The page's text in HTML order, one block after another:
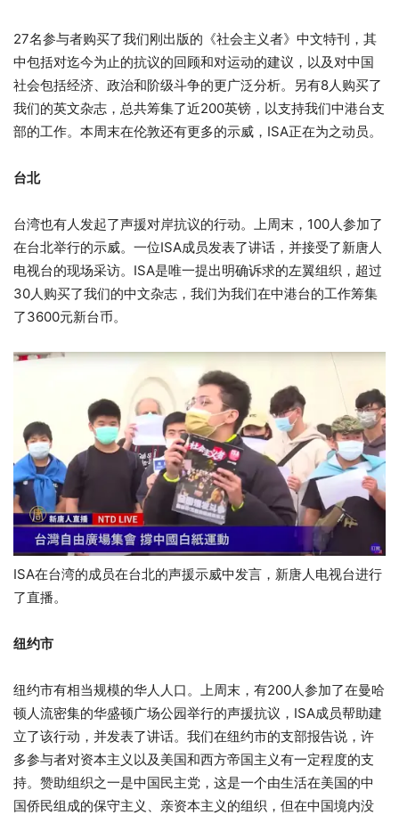
27名参与者购买了我们刚出版的《社会主义者》中文特刊，其
中包括对迄今为止的抗议的回顾和对运动的建议，以及对中国
社会包括经济、政治和阶级斗争的更广泛分析。另有8人购买了
我们的英文杂志，总共筹集了近200英镑，以支持我们中港台支
部的工作。本周末在伦敦还有更多的示威，ISA正在为之动员。
台北
台湾也有人发起了声援对岸抗议的行动。上周末，100人参加了
在台北举行的示威。一位ISA成员发表了讲话，并接受了新唐人
电视台的现场采访。ISA是唯一提出明确诉求的左翼组织，超过
30人购买了我们的中文杂志，我们为我们在中港台的工作筹集
了3600元新台币。
ISA在台湾的成员在台北的声援示威中发言，新唐人电视台进行
了直播。
纽约市
纽约市有相当规模的华人人口。上周末，有200人参加了在曼哈
顿人流密集的华盛顿广场公园举行的声援抗议，ISA成员帮助建
立了该行动，并发表了讲话。我们在纽约市的支部报告说，许
多参与者对资本主义以及美国和西方帝国主义有一定程度的支
持。赞助组织之一是中国民主党，这是一个由生活在美国的中
国侨民组成的保守主义、亲资本主义的组织，但在中国境内没